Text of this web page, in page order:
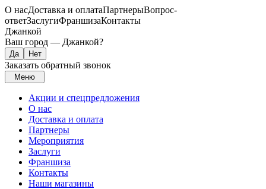
О насДоставка и оплатаПартнерыВопрос-
ответЗаслугиФраншизаКонтакты
Джанкой
Ваш город — Джанкой?
Заказать обратный звонок
Меню
Акции и спецпредложения
О нас
Доставка и оплата
Партнеры
Мероприятия
Заслуги
Франшиза
Контакты
Наши магазины